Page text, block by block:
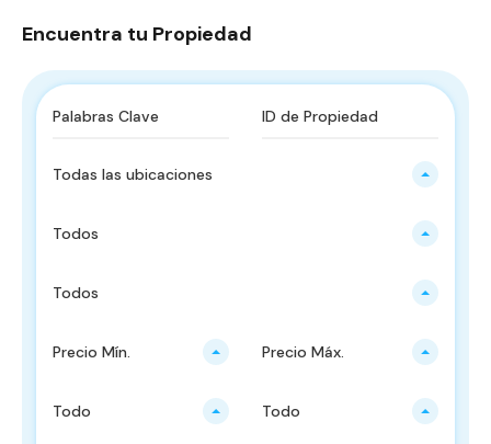
Encuentra tu Propiedad
Todas las ubicaciones
Todos
Todos
Precio Mín. Precio Máx.
Todo Todo